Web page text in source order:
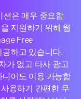
션은 매우 중요합
지원하기 위해 웹
Free
하고 있습니다.
가 없고 타사 광고
어도 이용 가능합
용하기 간편한 무